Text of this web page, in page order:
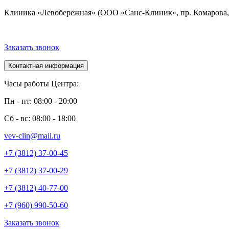
Клиника «Левобережная» (ООО «Санс-Клиник», пр.
Заказать звонок
Контактная информация
Часы работы Центра:
Пн - пт: 08:00 - 20:00
Сб - вс: 08:00 - 18:00
vev-clin@mail.ru
+7 (3812) 37-00-45
+7 (3812) 37-00-29
+7 (3812) 40-77-00
+7 (960) 990-50-60
Заказать звонок